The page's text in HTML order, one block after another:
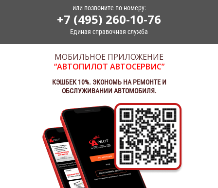
или позвоните по номеру:
+7 (495) 260-10-76
Единая справочная служба
МОБИЛЬНОЕ ПРИЛОЖЕНИЕ
“АВТОПИЛОТ АВТОСЕРВИС”
КЭШБЕК 10%. ЭКОНОМЬ НА РЕМОНТЕ И
ОБСЛУЖИВАНИИ АВТОМОБИЛЯ.